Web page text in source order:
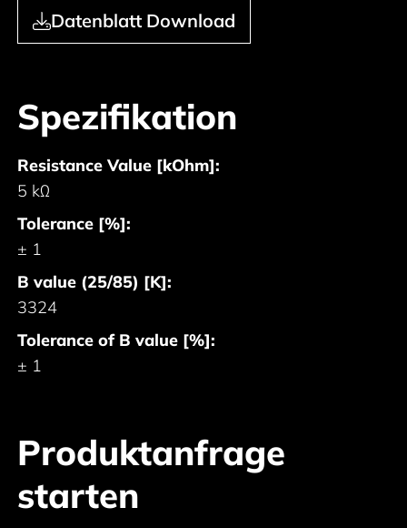
Datenblatt Download
Spezifikation
Resistance Value [kOhm]:
5 kΩ
Tolerance [%]:
± 1
B value (25/85) [K]:
3324
Tolerance of B value [%]:
± 1
Produktanfrage
starten